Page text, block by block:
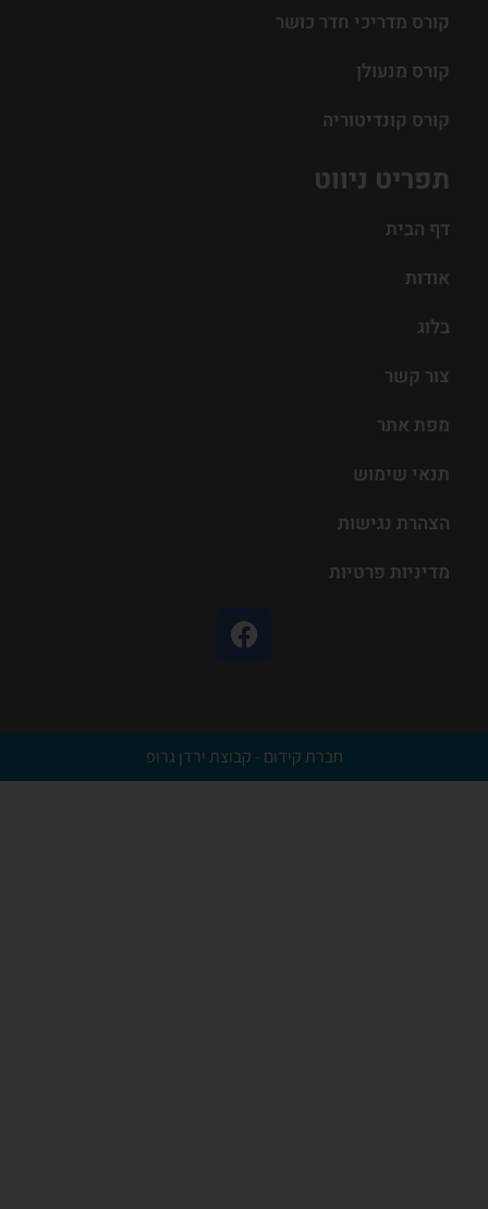
תפריט ניווט
דף הבית
אודות
בלוג
צור קשר
מפת אתר
תנאי שימוש
הצהרת נגישות
מדיניות פרטיות
קורס מדריכי חדר כושר
קורס מנעולן
קורס קונדיטוריה
חברת קידום - קבוצת ירדן גרופ